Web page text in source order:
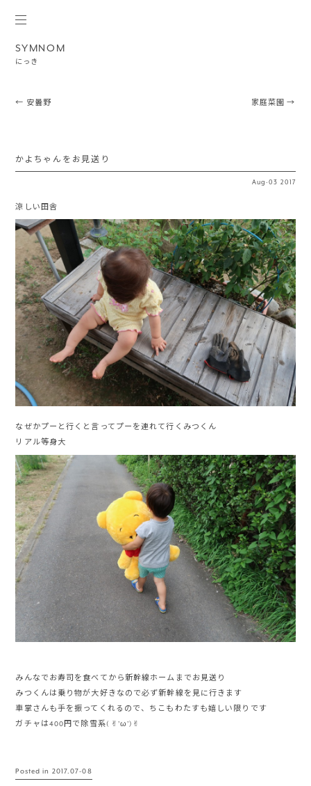
SYMNOM
にっき
Post navigation
← 安曇野 家庭菜園→
かよちゃんをお見送り
Aug ·03 2017
涼しい田舎
なぜかプーと行くと言ってプーを連れて行くみつくん
リアル等身大
みんなでお寿司を食べてから新幹線ホームまでお見送り
みつくんは乗り物が大好きなので必ず新幹線を見に行きます
車掌さんも手を振ってくれるので、ちこもわたすも嬉しい限りです
ガチャは400円で除雪系( ✌︎’ω’)✌︎
Posted in 2017.07-08